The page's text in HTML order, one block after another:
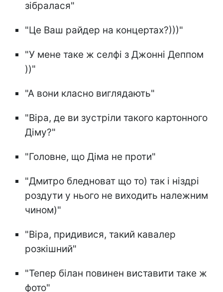
зібралася"
"Це Ваш райдер на концертах?)))"
"У мене таке ж селфі з Джонні Деппом
))"
"А вони класно виглядають"
"Віра, де ви зустріли такого картонного
Діму?"
"Головне, що Діма не проти"
"Дмитро бледноват що то) так і ніздрі
роздути у нього не виходить належним
чином)"
"Віра, придивися, такий кавалер
розкішний"
"Тепер білан повинен виставити таке ж
фото"